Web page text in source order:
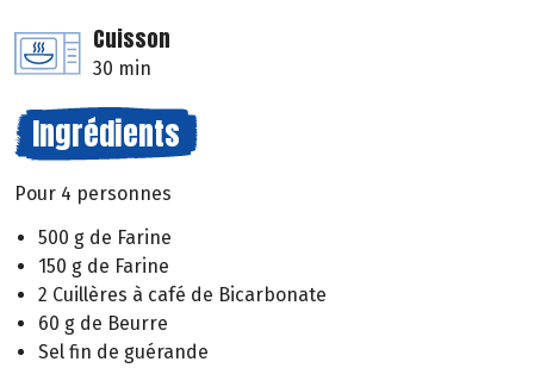
Cuisson
30 min
Ingrédients
Pour 4 personnes
500 g de Farine
150 g de Farine
2 Cuillères à café de Bicarbonate
60 g de Beurre
Sel fin de guérande